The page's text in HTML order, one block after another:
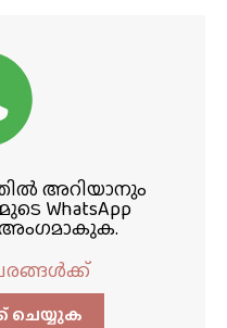
അറിയാനും
WhatsApp
അംഗമാകുക.
ചെയ്യുക